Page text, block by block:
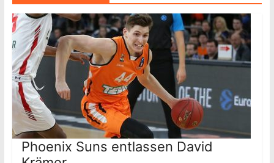
Phoenix Suns entlassen David